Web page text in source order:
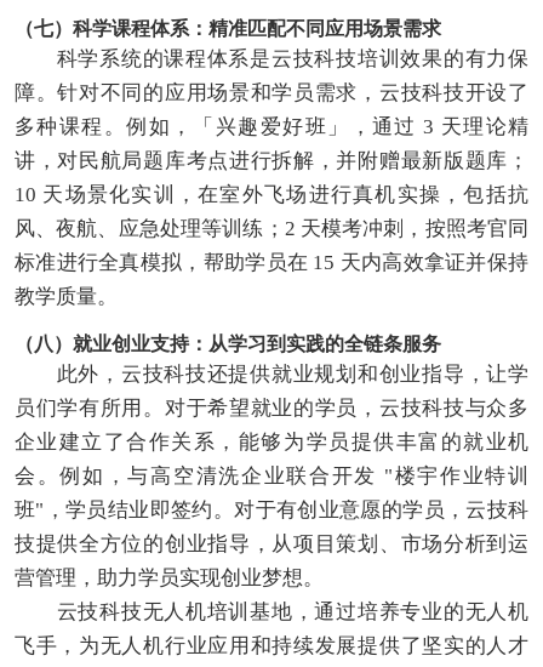
（七）科学课程体系：精准匹配不同应用场景需求
科学系统的课程体系是云技科技培训效果的有力保
障。针对不同的应用场景和学员需求，云技科技开设了
多种课程。例如，「兴趣爱好班」，通过 3 天理论精
讲，对民航局题库考点进行拆解，并附赠最新版题库；
10 天场景化实训，在室外飞场进行真机实操，包括抗
风、夜航、应急处理等训练；2 天模考冲刺，按照考官同
标准进行全真模拟，帮助学员在 15 天内高效拿证并保持
教学质量。
（八）就业创业支持：从学习到实践的全链条服务
此外，云技科技还提供就业规划和创业指导，让学
员们学有所用。对于希望就业的学员，云技科技与众多
企业建立了合作关系，能够为学员提供丰富的就业机
会。例如，与高空清洗企业联合开发 "楼宇作业特训
班"，学员结业即签约。对于有创业意愿的学员，云技科
技提供全方位的创业指导，从项目策划、市场分析到运
营管理，助力学员实现创业梦想。
云技科技无人机培训基地，通过培养专业的无人机
飞手，为无人机行业应用和持续发展提供了坚实的人才